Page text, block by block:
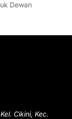
Dewan
Cikini, Kec.